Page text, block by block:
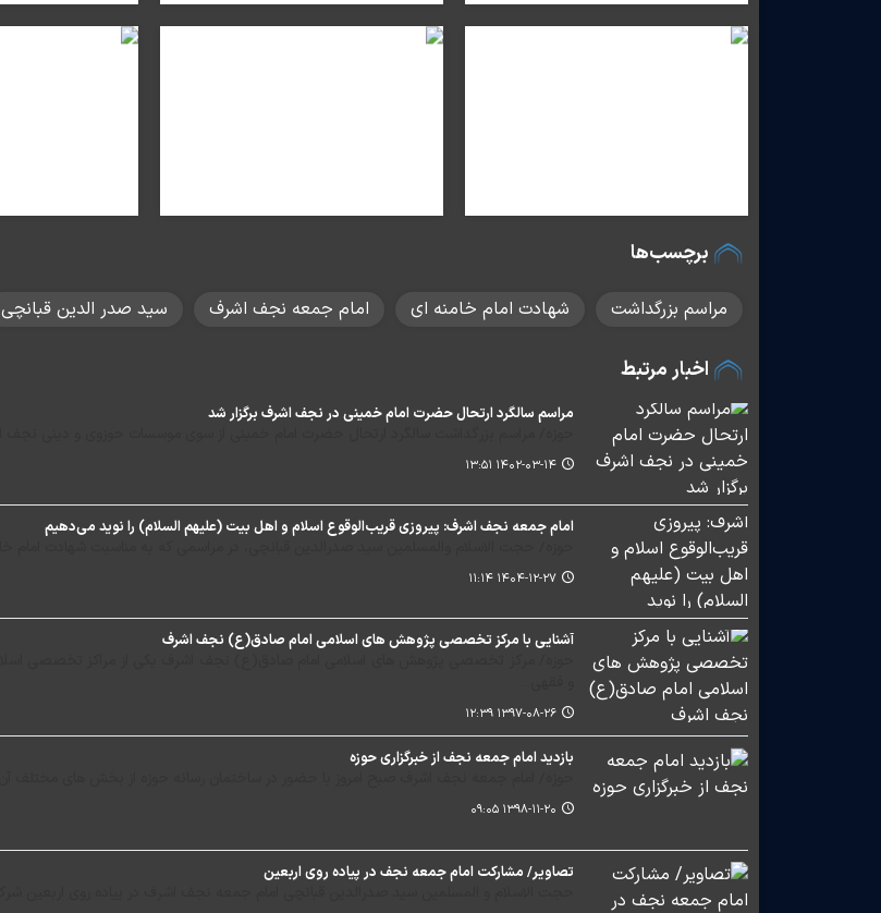
برچسب‌ها
مراسم بزرگداشت شهادت امام خامنه ای امام جمعه نجف اشرف سید صدر الدین قبانچی
اخبار مرتبط
مراسم سالگرد ارتحال حضرت امام خمینی در نجف اشرف برگزار شد
۱۴۰۲-۰۳-۱۴ ۱۳:۵۱
امام جمعه نجف اشرف: پیروزی قریب‌الوقوع اسلام و اهل بیت (علیهم السلام) را نوید می‌دهیم
۱۴۰۴-۱۲-۲۷ ۱۱:۱۴
آشنایی با مرکز تخصصی پژوهش های اسلامی امام صادق(ع) نجف اشرف
۱۳۹۷-۰۸-۲۶ ۱۲:۳۹
بازدید امام جمعه نجف از خبرگزاری حوزه
۱۳۹۸-۱۱-۲۰ ۰۹:۰۵
تصاویر/ مشارکت امام جمعه نجف در پیاده روی اربعین